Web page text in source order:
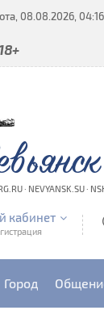
08.08.2026, 04:16
18+
· NEVYANSK.SU ·
кабинет
Город